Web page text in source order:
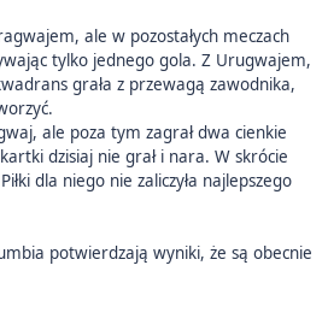
ale w pozostałych meczach
tylko jednego gola. Z Urugwajem,
grała z przewagą zawodnika,
ale poza tym zagrał dwa cienkie
dzisiaj nie grał i nara. W skrócie
dla niego nie zaliczyła najlepszego
potwierdzają wyniki, że są obecnie